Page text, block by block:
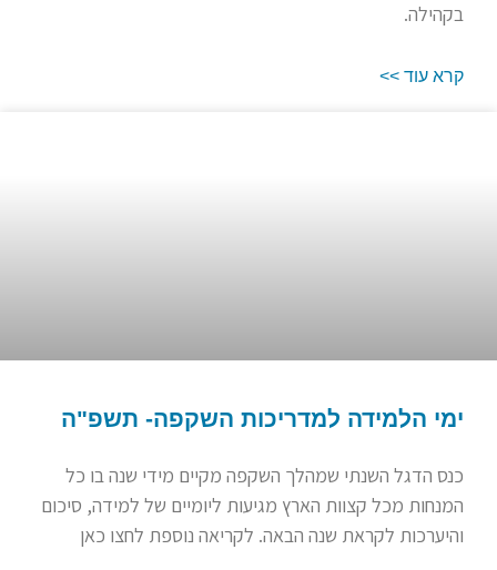
בקהילה.
קרא עוד >>
ימי הלמידה למדריכות השקפה- תשפ"ה
כנס הדגל השנתי שמהלך השקפה מקיים מידי שנה בו כל
המנחות מכל קצוות הארץ מגיעות ליומיים של למידה, סיכום
והיערכות לקראת שנה הבאה. לקריאה נוספת לחצו כאן